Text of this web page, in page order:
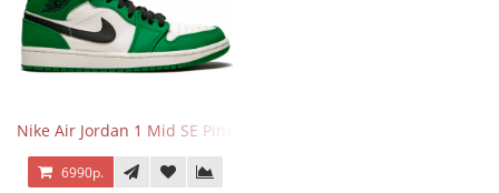
Nike Air Jordan 1 Mid SE Pine Green
6990р.